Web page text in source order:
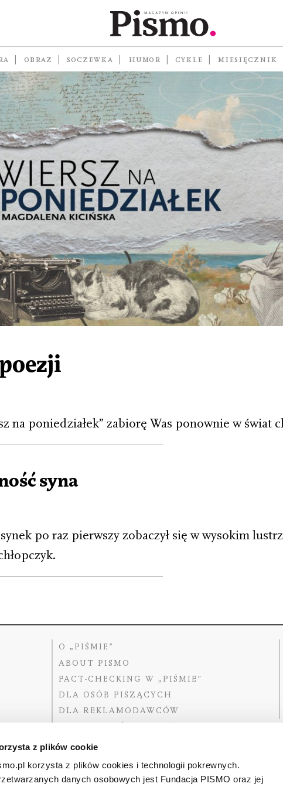
z plików cookie
korzysta z plików cookies i technologii pokrewnych.
danych osobowych jest Fundacja PISMO oraz jej
OBRAZ SOCZEWKA HUMOR CYKLE MIESIĘCZNIK
na poniedziałek” zabiorę Was ponownie w świat
syna
po raz pierwszy zobaczył się w wysokim
O „PIŚMIE”
ABOUT PISMO
FACT-CHECKING W „PIŚMIE”
DLA OSÓB PISZĄCYCH
DLA REKLAMODAWCÓW